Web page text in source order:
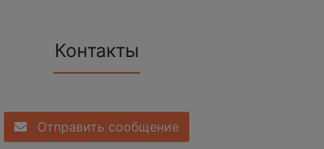
Контакты
Отправить сообщение